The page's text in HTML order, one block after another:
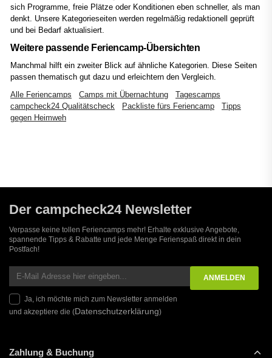
sich Programme, freie Plätze oder Konditionen eben schneller, als man
denkt. Unsere Kategorieseiten werden regelmäßig redaktionell geprüft
und bei Bedarf aktualisiert.
Weitere passende Feriencamp-Übersichten
Manchmal hilft ein zweiter Blick auf ähnliche Kategorien. Diese Seiten
passen thematisch gut dazu und erleichtern den Vergleich.
Alle Feriencamps
Camps mit Übernachtung
Tagescamps
campcheck24 Qualitätscheck
Packliste fürs Feriencamp
Tipps
gegen Heimweh
Der campcheck24 Newsletter
Verpasse keine tollen Feriencamps mehr! Erhalte exklusive Angebote,
spannende Tipps & Rabatte und jede Menge Ferienspaß direkt in dein
Postfach!
Ja, ich möchte mich zum Newsletter anmelden
und akzeptiere die (Datenschutzerklärung)
Zahlung & Buchung